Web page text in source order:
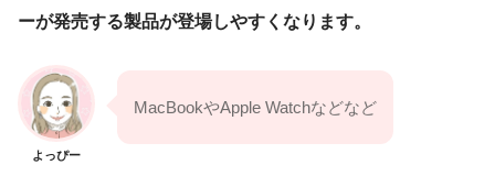
ーが発売する製品が登場しやすくなります。
よっぴー
MacBookやApple Watchなどなど